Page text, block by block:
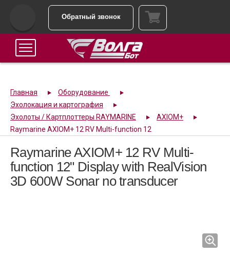
Обратный звонок
Главная
Оборудование
Эхолокация и картография
Эхолоты / Картплоттеры RAYMARINE
AXIOM+
Raymarine AXIOM+ 12 RV Multi-function 12
Raymarine AXIOM+ 12 RV Multi-
function 12" Display with RealVision
3D 600W Sonar no transducer